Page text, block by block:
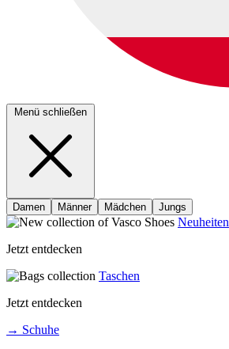
Menü schließen
Damen Männer Mädchen Jungs
Neuheiten
Jetzt entdecken
Taschen
Jetzt entdecken
→ Schuhe